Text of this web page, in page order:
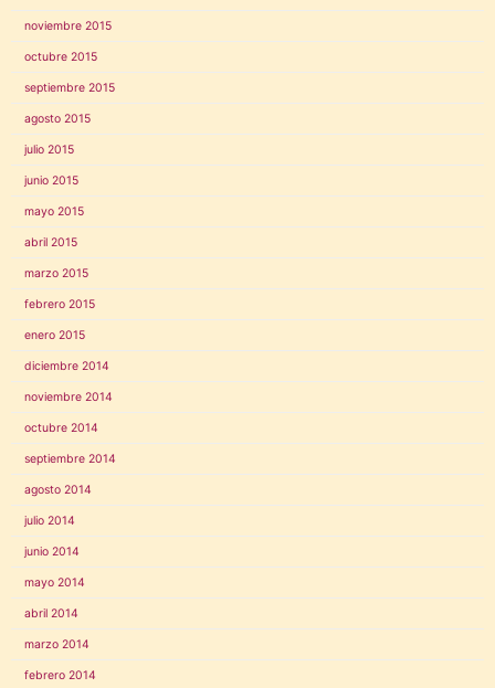
noviembre 2015
octubre 2015
septiembre 2015
agosto 2015
julio 2015
junio 2015
mayo 2015
abril 2015
marzo 2015
febrero 2015
enero 2015
diciembre 2014
noviembre 2014
octubre 2014
septiembre 2014
agosto 2014
julio 2014
junio 2014
mayo 2014
abril 2014
marzo 2014
febrero 2014